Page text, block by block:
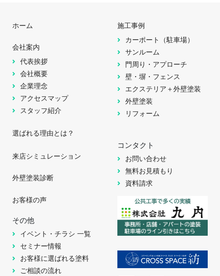
ホーム
会社案内
代表挨拶
会社概要
企業理念
アクセスマップ
スタッフ紹介
選ばれる理由とは？
施工事例
カーポート（駐車場）
サンルーム
門周り・アプローチ
壁・塀・フェンス
エクステリア＋外壁塗装
外壁塗装
リフォーム
来店シミュレーション
外壁塗装診断
お客様の声
その他
イベント・チラシ 一覧
セミナー情報
お客様に選ばれる塗料
ご相談の流れ
コンタクト
お問い合わせ
無料お見積もり
資料請求